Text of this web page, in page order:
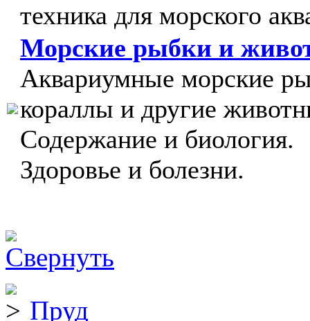
техника для морского
Морские рыбки и
Аквариумные морские
кораллы и другие
Содержание и биология.
Здоровье и болезни.
Пруд